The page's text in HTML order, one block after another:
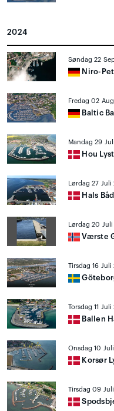
2024
Søndag 22
Niro-
Fredag 02
Baltic
Mandag 29
Hou
Lørdag 27 Juli
Hals
Lørdag 20
Værste
Tirsdag 16 Juli
Torsdag 11
Ballen
Onsdag 10
Korsør
Tirsdag 09